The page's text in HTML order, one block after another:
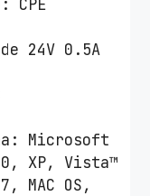
CPE
24V 0.5A
Microsoft
XP, Vista™
MAC OS,